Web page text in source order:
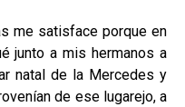
me satisface porque en
junto a mis hermanos a
natal de la Mercedes y
de ese lugarejo, a